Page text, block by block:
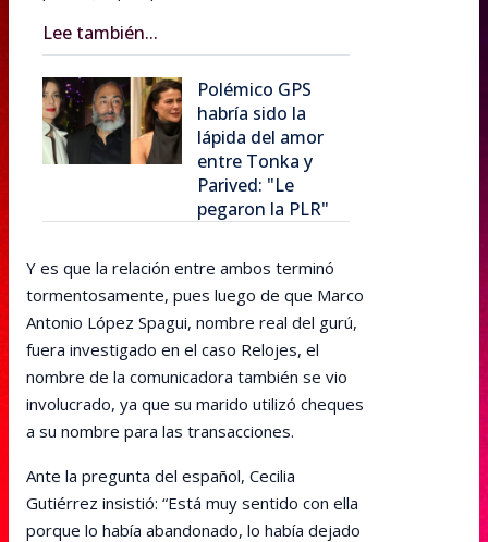
Lee también...
Polémico GPS
habría sido la
lápida del amor
entre Tonka y
Parived: "Le
pegaron la PLR"
Y es que la relación entre ambos terminó
tormentosamente, pues luego de que Marco
Antonio López Spagui, nombre real del gurú,
fuera investigado en el caso Relojes, el
nombre de la comunicadora también se vio
involucrado, ya que su marido utilizó cheques
a su nombre para las transacciones.
Ante la pregunta del español, Cecilia
Gutiérrez insistió: “Está muy sentido con ella
porque lo había abandonado, lo había dejado